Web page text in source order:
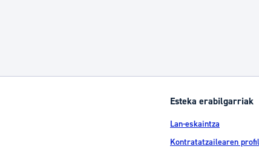
Esteka erabilgarriak
Lan-eskaintza
Kontratatzailearen